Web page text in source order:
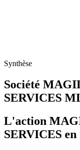
Synthèse
Société
SERVICES
L'action
SERVICES en